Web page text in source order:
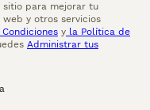
sitio para mejorar tu
y otros servicios
y la Política de
Administrar tus